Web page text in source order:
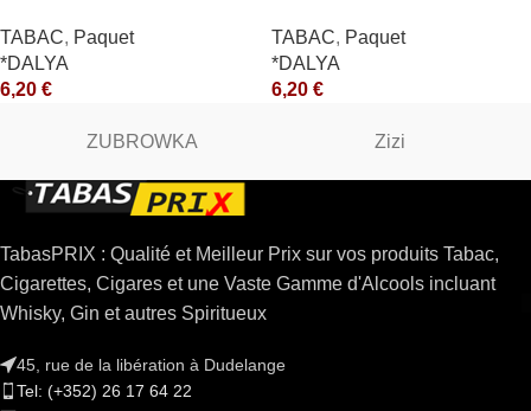
TABAC, Paquet
*DALYA
6,20 €
TABAC, Paquet
*DALYA
6,20 €
ZUBROWKA Zizi
TabasPRIX : Qualité et Meilleur Prix sur vos produits Tabac,
Cigarettes, Cigares et une Vaste Gamme d'Alcools incluant
Whisky, Gin et autres Spiritueux
45, rue de la libération à Dudelange
Tel: (+352) 26 17 64 22